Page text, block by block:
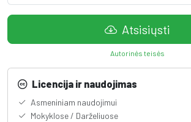
Atsisiųsti
Autorinės teisės
Licencija ir naudojimas
Asmeniniam naudojimui
Mokyklose / Darželiuose